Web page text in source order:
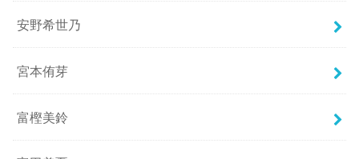
安野希世乃
宮本侑芽
富樫美鈴